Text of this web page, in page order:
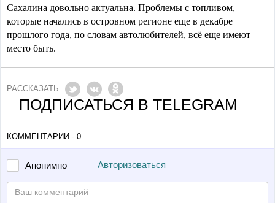
Сахалина довольно актуальна. Проблемы с топливом,
которые начались в островном регионе еще в декабре
прошлого года, по словам автолюбителей, всё еще имеют
место быть.
РАССКАЗАТЬ
ПОДПИСАТЬСЯ В TELEGRAM
КОММЕНТАРИИ - 0
Анонимно Авторизоваться